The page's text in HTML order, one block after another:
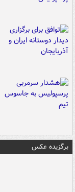
برگزیده عکس